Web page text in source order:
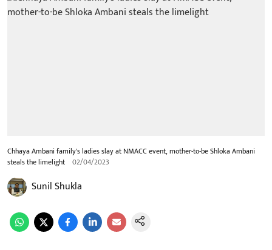
Chhaya Ambani family's ladies slay at NMACC event, mother-to-be Shloka Ambani
steals the limelight 02/04/2023
Sunil Shukla